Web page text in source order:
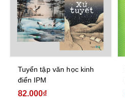
Tuyển tập văn học kinh
điển IPM
82.000₫